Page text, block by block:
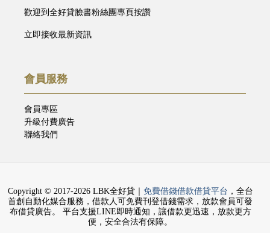
歡迎到全好貸臉書粉絲團專頁按讚
立即接收最新資訊
會員服務
會員專區
升級付費廣告
聯絡我們
Copyright © 2017-2026 LBK全好貸｜ 免費借錢借款借貸平台 ，全台
首創自動化媒合服務，借款人可免費刊登借錢需求，放款會員可發
布借貸廣告。 平台支援LINE即時通知，讓借款更迅速，放款更方
便，安全合法有保障。